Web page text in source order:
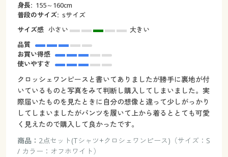
身長: 155～160cm
普段のサイズ: sサイズ
サイズ感 小さい
大きい
品質
お買い得感
使いやすさ
クロッシェワンピースと書いてありましたが勝手に裏地が付
いているものと写真をみて判断し購入してしまいました。実
際届いたものを見たときに自分の想像と違って少しがっかり
してしまいましたがパンツを履いて上から着るととても可愛
く見えたので購入して良かったです。
商品： 2点セット(Tシャツ+クロシェワンピース)（サイズ：S
/ カラー：オフホワイト）